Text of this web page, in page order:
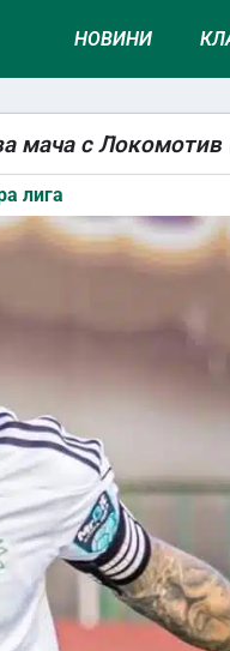
НОВИНИ
мача с
лига